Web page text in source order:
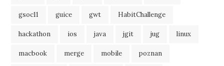
gsoc11 guice gwt HabitChallenge
hackathon ios java jgit jug linux
macbook merge mobile poznan